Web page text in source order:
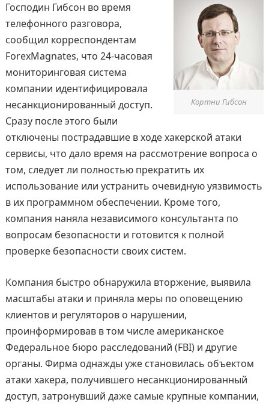
Кортни Гибсон
Господин Гибсон во время
телефонного разговора,
сообщил корреспондентам
ForexMagnates, что 24-часовая
мониторинговая система
компании идентифицировала
несанкционированный доступ.
Сразу после этого были
отключены пострадавшие в ходе хакерской атаки
сервисы, что дало время на рассмотрение вопроса о
том, следует ли полностью прекратить их
использование или устранить очевидную уязвимость
в их программном обеспечении. Кроме того,
компания наняла независимого консультанта по
вопросам безопасности и готовится к полной
проверке безопасности своих систем.
Компания быстро обнаружила вторжение, выявила
масштабы атаки и приняла меры по оповещению
клиентов и регуляторов о нарушении,
проинформировав в том числе американское
Федеральное бюро расследований (FBI) и другие
органы. Фирма однажды уже становилась объектом
атаки хакера, получившего несанкционированный
доступ, затронувший даже самые крупные компании,